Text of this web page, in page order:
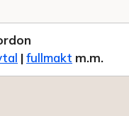
|fullmakt m.m.